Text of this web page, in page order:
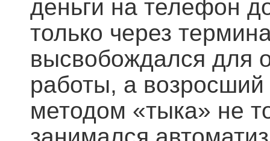
деньги на телефон
только через
высвобождался для
работы, а возросший
методом «тыка» не